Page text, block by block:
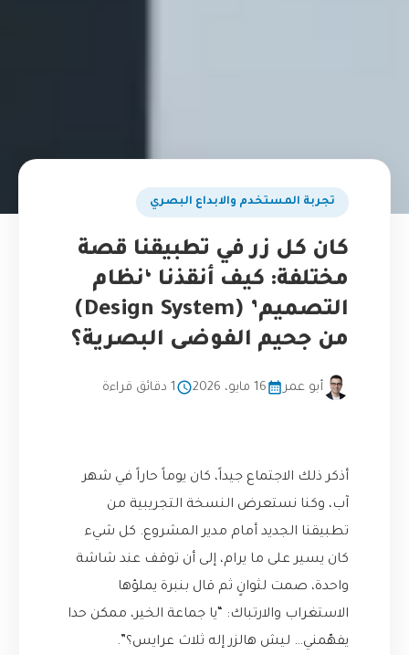
تجربة المستخدم والابداع البصري
كان كل زر في تطبيقنا قصة
مختلفة: كيف أنقذنا ‘نظام
التصميم’ (Design System)
من جحيم الفوضى البصرية؟
أبو عمر 16 مايو، 2026 1 دقائق قراءة
أذكر ذلك الاجتماع جيداً، كان يوماً حاراً في شهر
آب، وكنا نستعرض النسخة التجريبية من
تطبيقنا الجديد أمام مدير المشروع. كل شيء
كان يسير على ما يرام، إلى أن توقف عند شاشة
واحدة، صمت لثوانٍ ثم قال بنبرة يملؤها
الاستغراب والارتباك: “يا جماعة الخير، ممكن حدا
يفهّمني… ليش هالزر إله ثلاث عرايس؟”.